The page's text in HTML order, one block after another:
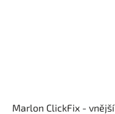
Marlon ClickFix - vnější